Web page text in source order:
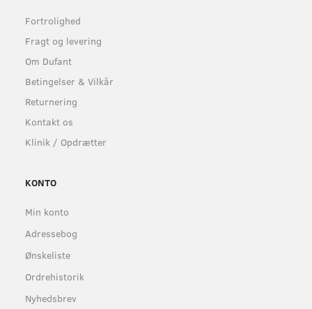
Fortrolighed
Fragt og levering
Om Dufant
Betingelser & Vilkår
Returnering
Kontakt os
Klinik / Opdrætter
KONTO
Min konto
Adressebog
Ønskeliste
Ordrehistorik
Nyhedsbrev